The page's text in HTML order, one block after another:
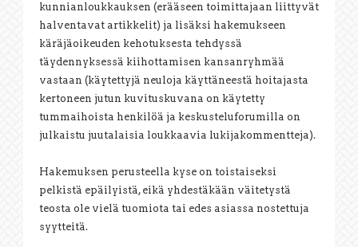
kunnianloukkauksen (erääseen toimittajaan liittyvät
halventavat artikkelit) ja lisäksi hakemukseen
käräjäoikeuden kehotuksesta tehdyssä
täydennyksessä kiihottamisen kansanryhmää
vastaan (käytettyjä neuloja käyttäneestä hoitajasta
kertoneen jutun kuvituskuvana on käytetty
tummaihoista henkilöä ja keskusteluforumilla on
julkaistu juutalaisia loukkaavia lukijakommentteja).
Hakemuksen perusteella kyse on toistaiseksi
pelkistä epäilyistä, eikä yhdestäkään väitetystä
teosta ole vielä tuomiota tai edes asiassa nostettuja
syytteitä.